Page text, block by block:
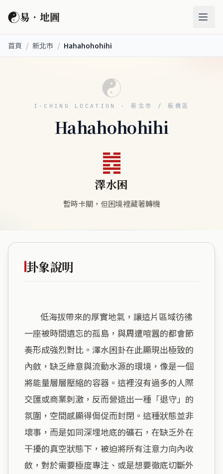
☯易．地圖
首頁 / 新北市 / Hahahohohihi
☯
I-CHING LOCATION · 新北市 / 板橋區
Hahahohohihi
䷮
澤水困
暫時卡關，但困境裡藏著轉機
卦象說明
一座被時間遺忘的孤島，與周遭喧囂的都會節
奏形成強烈對比。澤水困卦在此顯現出極致的
內斂，缺乏綠意與流動水源的環境，像是一個
將能量層層壓縮的容器。這裡沒有過多的人際
交匯或商業刺激，反而營造出一種「退守」的
氛圍，空間感顯得侷促而封閉。這種狀態並非
壞事，而是如同深埋地底的礦石，在缺乏外在
干擾的真空狀態下，被迫將所有注意力向內收
斂，對於需要極度專注、或是想要徹底切斷外